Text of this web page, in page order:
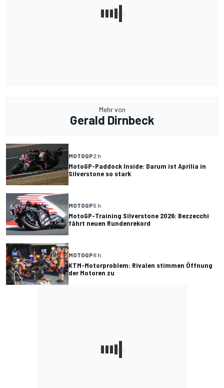
Mehr von
Gerald Dirnbeck
MOTOGP2 h
MotoGP-Paddock Inside: Darum ist Aprilia in
Silverstone so stark
MOTOGP5 h
MotoGP-Training Silverstone 2026: Bezzecchi
fährt neuen Rundenrekord
MOTOGP8 h
KTM-Motorproblem: Rivalen stimmen Öffnung
der Motoren zu